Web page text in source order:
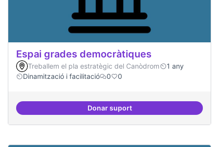
Espai grades democràtiques
Treballem el pla estratègic del Canòdrom
1 any
Dinamització i facilitació
0 0
Donar suportEspai grades democràtiques